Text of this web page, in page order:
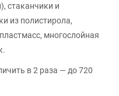
стаканчики и
из полистирола,
многослойная
в 2 раза — до 720